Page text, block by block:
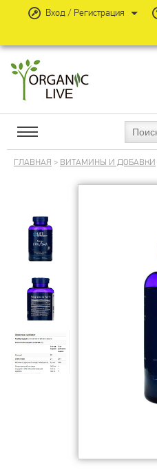
ГЛАВНАЯ > ВИТАМИНЫ И ДОБАВКИ
Вход / Регистрация